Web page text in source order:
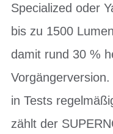
Specialized oder
bis zu 1500
damit rund 30 %
in Tests
zählt der